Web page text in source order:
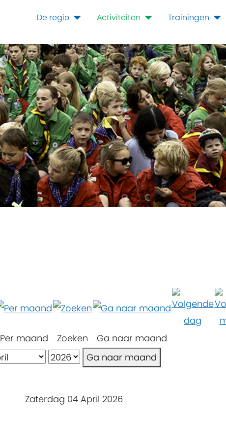
De regio Activiteiten Trainingen
Per maand Zoeken
Ga naar maand
Ga naar maand
Zaterdag 04 April 2026